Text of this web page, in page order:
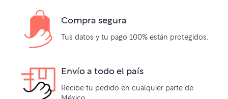
Compra segura
Tus datos y tu pago 100% están protegidos.
Envío a todo el país
Recibe tu pedido en cualquier parte de